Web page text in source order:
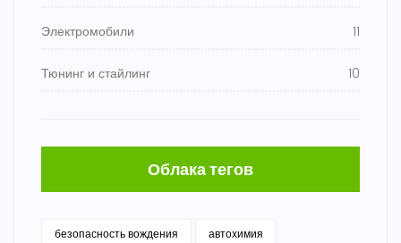
Электромобили 11
Тюнинг и стайлинг 10
Облака тегов
безопасность вождения автохимия